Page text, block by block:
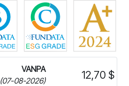
VANPA
(07-08-2026)
12,70 $